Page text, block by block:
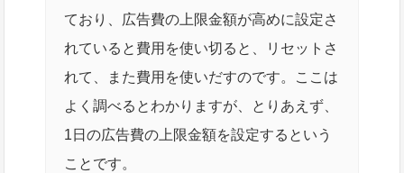
ており、広告費の上限金額が高めに設定さ
れていると費用を使い切ると、リセットさ
れて、また費用を使いだすのです。ここは
よく調べるとわかりますが、とりあえず、
1日の広告費の上限金額を設定するという
ことです。